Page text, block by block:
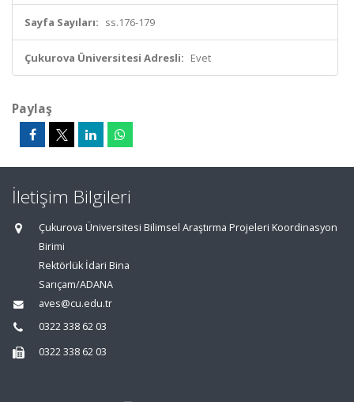
Sayfa Sayıları: ss.176-179
Çukurova Üniversitesi Adresli: Evet
Paylaş
İletişim Bilgileri
Çukurova Üniversitesi Bilimsel Araştırma Projeleri Koordinasyon
Birimi
Rektörlük İdari Bina
Sarıçam/ADANA
aves@cu.edu.tr
0322 338 62 03
0322 338 62 03